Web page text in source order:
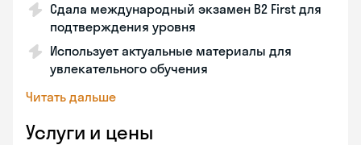
Сдала международный экзамен B2 First для
подтверждения уровня
Использует актуальные материалы для
увлекательного обучения
Читать дальше
Услуги и цены